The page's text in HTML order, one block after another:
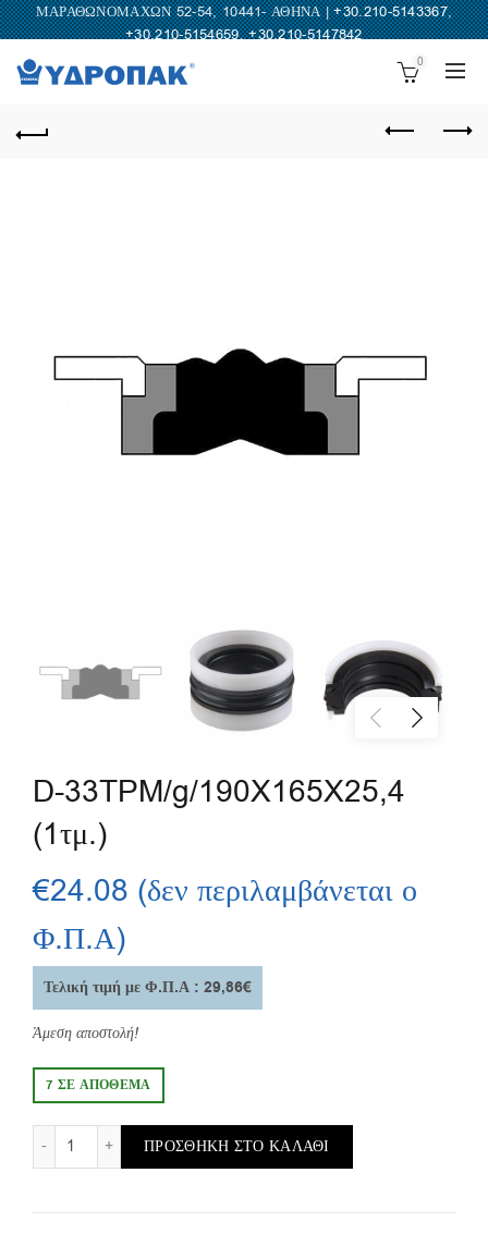
ΜΑΡΑΘΩΝΟΜΑΧΩΝ 52-54, 10441- ΑΘΗΝΑ |+30.210-5143367,
+30.210-5154659,+30.210-5147842
0
D-33TPM/g/190X165X25,4
(1τμ.)
€24.08 (δεν περιλαμβάνεται ο
Φ.Π.Α)
Τελική τιμή με Φ.Π.Α : 29,86€
Άμεση αποστολή!
7 ΣΕ ΑΠΌΘΕΜΑ
D-33TPM/g/190X165X25,4 (1τμ.) ποσότητα
ΠΡΟΣΘΉΚΗ ΣΤΟ ΚΑΛΆΘΙ